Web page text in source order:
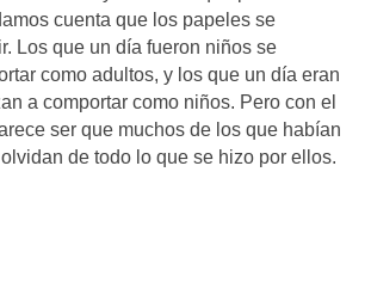
cuenta que los papeles se
Los que un día fueron niños se
como adultos, y los que un día eran
a comportar como niños. Pero con el
ser que muchos de los que habían
de todo lo que se hizo por ellos.